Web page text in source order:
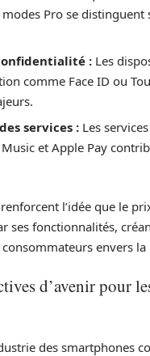
Pro se distinguent
: Les
comme Face ID ou
services : Les
et Apple Pay
l’idée que le
ses fonctionnalités,
envers la
d’avenir pour
des smartphones